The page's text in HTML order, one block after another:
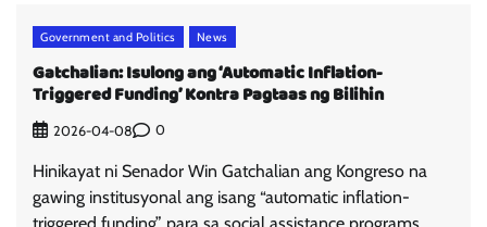
Government and Politics News
Gatchalian: Isulong ang ‘Automatic Inflation-
Triggered Funding’ Kontra Pagtaas ng Bilihin
2026-04-08 0
Hinikayat ni Senador Win Gatchalian ang Kongreso na
gawing institusyonal ang isang “automatic inflation-